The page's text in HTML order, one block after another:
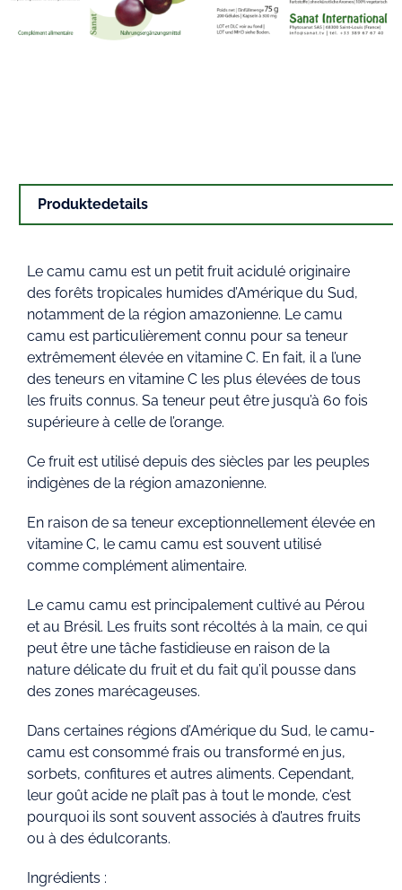
Produktedetails
Le camu camu est un petit fruit acidulé originaire
des forêts tropicales humides d’Amérique du Sud,
notamment de la région amazonienne. Le camu
camu est particulièrement connu pour sa teneur
extrêmement élevée en vitamine C. En fait, il a l’une
des teneurs en vitamine C les plus élevées de tous
les fruits connus. Sa teneur peut être jusqu’à 60 fois
supérieure à celle de l’orange.
Ce fruit est utilisé depuis des siècles par les peuples
indigènes de la région amazonienne.
En raison de sa teneur exceptionnellement élevée en
vitamine C, le camu camu est souvent utilisé
comme complément alimentaire.
Le camu camu est principalement cultivé au Pérou
et au Brésil. Les fruits sont récoltés à la main, ce qui
peut être une tâche fastidieuse en raison de la
nature délicate du fruit et du fait qu’il pousse dans
des zones marécageuses.
Dans certaines régions d’Amérique du Sud, le camu-
camu est consommé frais ou transformé en jus,
sorbets, confitures et autres aliments. Cependant,
leur goût acide ne plaît pas à tout le monde, c’est
pourquoi ils sont souvent associés à d’autres fruits
ou à des édulcorants.
Ingrédients :